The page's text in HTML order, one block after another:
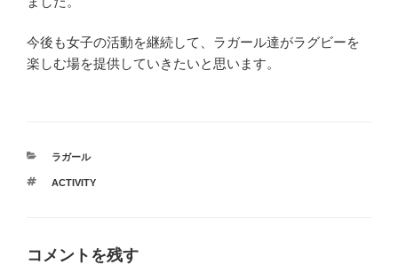
今後も女子の活動を継続して、ラガール達がラグビーを
楽しむ場を提供していきたいと思います。
カ
ゴ
ラガール
タ
ACTIVITY
コメントを残す